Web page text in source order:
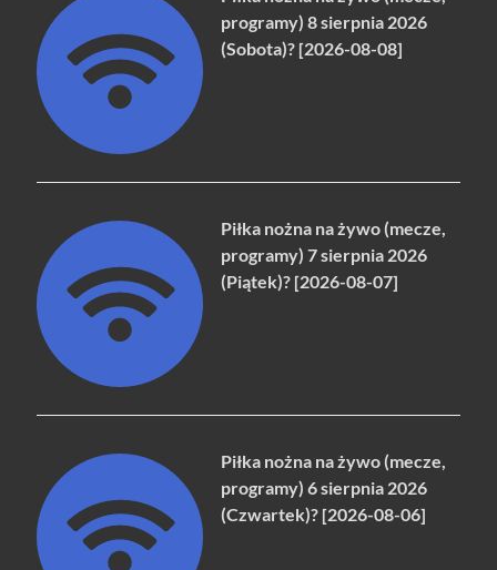
programy) 8 sierpnia 2026
(Sobota)? [2026-08-08]
Piłka nożna na żywo (mecze,
programy) 7 sierpnia 2026
(Piątek)? [2026-08-07]
Piłka nożna na żywo (mecze,
programy) 6 sierpnia 2026
(Czwartek)? [2026-08-06]